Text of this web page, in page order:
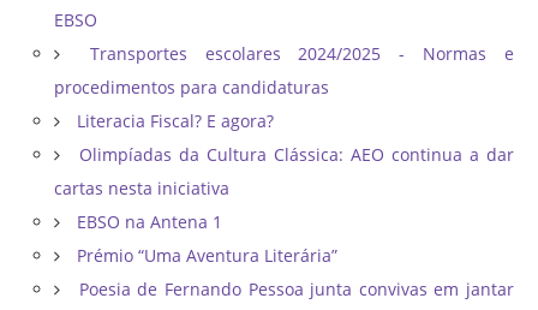
EBSO
Transportes escolares 2024/2025 - Normas e
procedimentos para candidaturas
Literacia Fiscal? E agora?
Olimpíadas da Cultura Clássica: AEO continua a dar
cartas nesta iniciativa
EBSO na Antena 1
Prémio “Uma Aventura Literária”
Poesia de Fernando Pessoa junta convivas em jantar